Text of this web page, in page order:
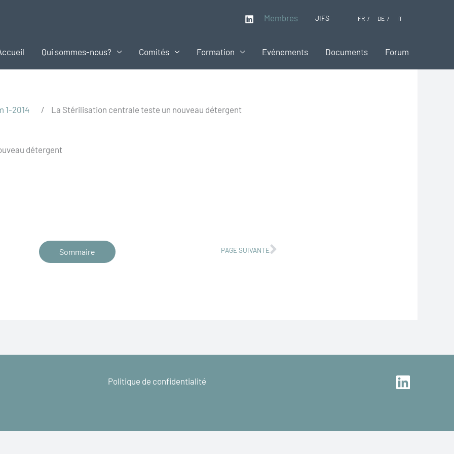
Membres JIFS FR DE IT
Qui sommes-nous? Comités Formation Evénements Documents Forum
1-2014 / La Stérilisation centrale teste un nouveau détergent
détergent
PAGE SUIVANTE
Sommaire
Politique de confidentialité